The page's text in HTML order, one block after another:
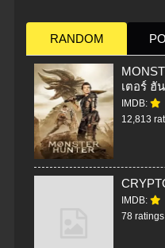
RANDOM
เตอร์ ฮั
IMDB:
12,813
IMDB:
78 ratings